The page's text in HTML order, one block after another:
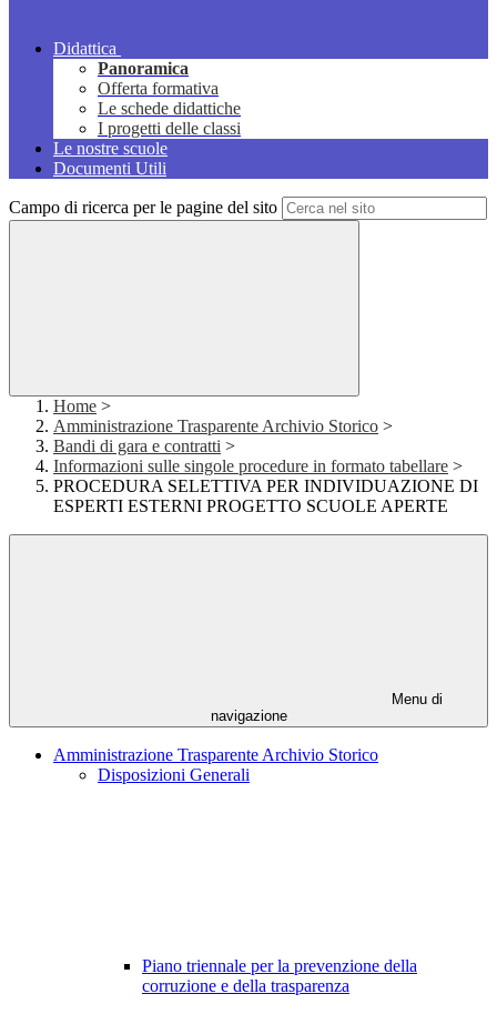
Didattica
Panoramica
Offerta formativa
Le schede didattiche
I progetti delle classi
Le nostre scuole
Documenti Utili
Campo di ricerca per le pagine del sito
Home >
Amministrazione Trasparente Archivio Storico >
Bandi di gara e contratti >
Informazioni sulle singole procedure in formato tabellare >
PROCEDURA SELETTIVA PER INDIVIDUAZIONE DI
ESPERTI ESTERNI PROGETTO SCUOLE APERTE
Menu di
navigazione
Amministrazione Trasparente Archivio Storico
Disposizioni Generali
Piano triennale per la prevenzione della
corruzione e della trasparenza